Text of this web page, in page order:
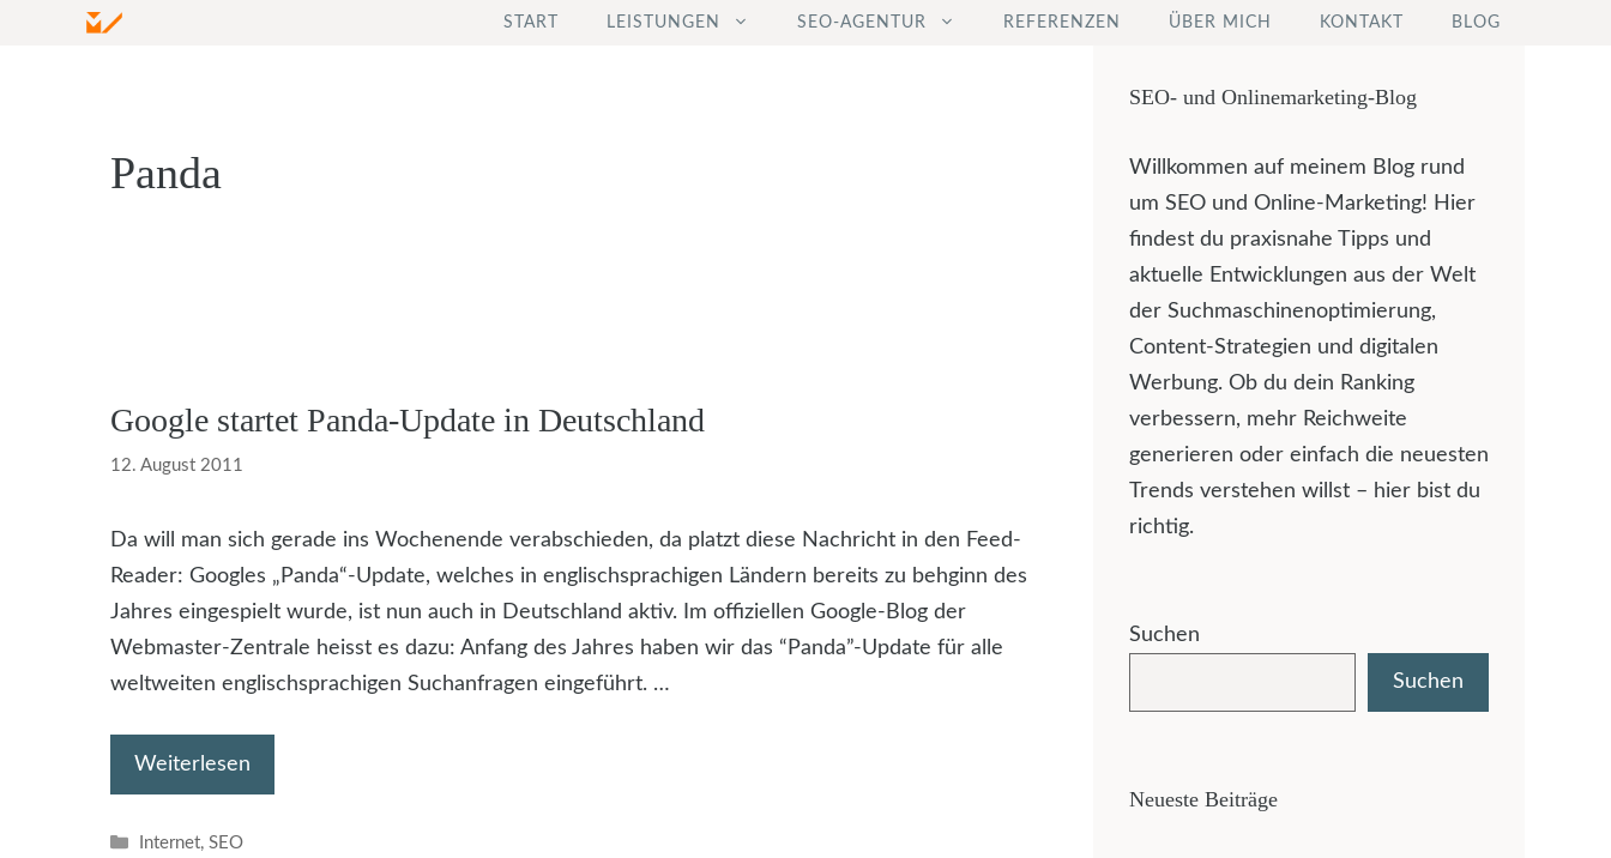
START LEISTUNGEN SEO-AGENTUR REFERENZEN ÜBER MICH KONTAKT BLOG
Panda
Google startet Panda-Update in Deutschland
12. August 2011
Da will man sich gerade ins Wochenende verabschieden, da platzt diese Nachricht in den Feed-
Reader: Googles „Panda“-Update, welches in englischsprachigen Ländern bereits zu behginn des
Jahres eingespielt wurde, ist nun auch in Deutschland aktiv. Im offiziellen Google-Blog der
Webmaster-Zentrale heisst es dazu: Anfang des Jahres haben wir das “Panda”-Update für alle
weltweiten englischsprachigen Suchanfragen eingeführt. …
Weiterlesen
Kategorien
Internet,SEO
SEO- und Onlinemarketing-Blog
Willkommen auf meinem Blog rund
um SEO und Online-Marketing! Hier
findest du praxisnahe Tipps und
aktuelle Entwicklungen aus der Welt
der Suchmaschinenoptimierung,
Content-Strategien und digitalen
Werbung. Ob du dein Ranking
verbessern, mehr Reichweite
generieren oder einfach die neuesten
Trends verstehen willst – hier bist du
richtig.
Suchen
Suchen
Neueste Beiträge